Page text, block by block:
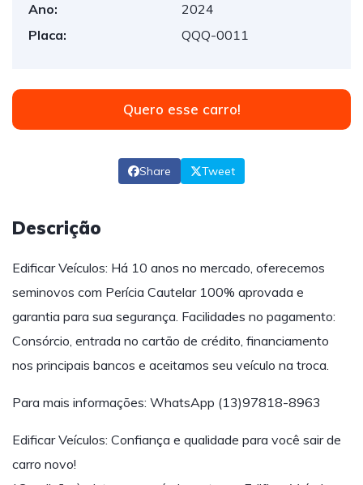
Ano:
2024
Placa:
QQQ-0011
Quero esse carro!
Share Tweet
Descrição
Edificar Veículos: Há 10 anos no mercado, oferecemos
seminovos com Perícia Cautelar 100% aprovada e
garantia para sua segurança. Facilidades no pagamento:
Consórcio, entrada no cartão de crédito, financiamento
nos principais bancos e aceitamos seu veículo na troca.
Para mais informações: WhatsApp (13)97818-8963
Edificar Veículos: Confiança e qualidade para você sair de
carro novo!